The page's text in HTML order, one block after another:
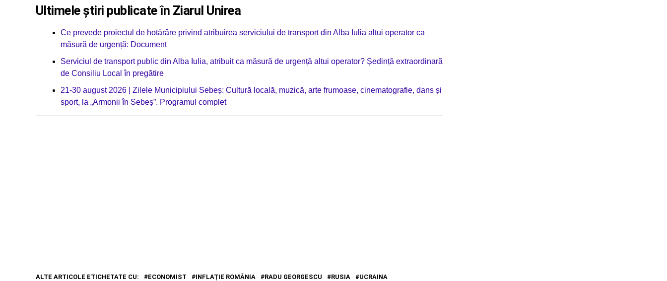
Ultimele știri publicate în Ziarul Unirea
Ce prevede proiectul de hotărâre privind atribuirea serviciului de transport din Alba Iulia altui operator ca
măsură de urgență: Document
Serviciul de transport public din Alba Iulia, atribuit ca măsură de urgență altui operator? Ședință extraordinară
de Consiliu Local în pregătire
21-30 august 2026 | Zilele Municipiului Sebeș: Cultură locală, muzică, arte frumoase, cinematografie, dans și
sport, la „Armonii în Sebeș”. Programul complet
ALTE ARTICOLE ETICHETATE CU: ECONOMIST INFLAȚIE ROMÂNIA RADU GEORGESCU RUSIA UCRAINA